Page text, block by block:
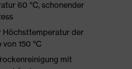
60 °C, schonender
Höchsttemperatur der
150 °C
mit